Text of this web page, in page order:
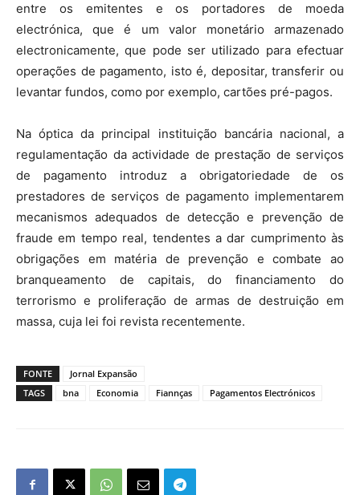
entre os emitentes e os portadores de moeda
electrónica, que é um valor monetário armazenado
electronicamente, que pode ser utilizado para efectuar
operações de pagamento, isto é, depositar, transferir ou
levantar fundos, como por exemplo, cartões pré-pagos.
Na óptica da principal instituição bancária nacional, a
regulamentação da actividade de prestação de serviços
de pagamento introduz a obrigatoriedade de os
prestadores de serviços de pagamento implementarem
mecanismos adequados de detecção e prevenção de
fraude em tempo real, tendentes a dar cumprimento às
obrigações em matéria de prevenção e combate ao
branqueamento de capitais, do financiamento do
terrorismo e proliferação de armas de destruição em
massa, cuja lei foi revista recentemente.
FONTE
Jornal Expansão
TAGS
bna Economia Fiannças Pagamentos Electrónicos